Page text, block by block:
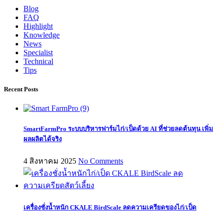
Blog
FAQ
Highlight
Knowledge
News
Specialist
Technical
Tips
Recent Posts
SmartFarmPro ระบบบริหารฟาร์มไก่/เป็ดด้วย AI ที่ช่วยลดต้นทุน เพิ่ม
ผลผลิตได้จริง
4 สิงหาคม 2025 No Comments
เครื่องชั่งน้ำหนัก CKALE BirdScale ลดความเครียดของไก่/เป็ด